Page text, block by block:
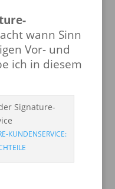
wann Sinn
Vor- und
ich in diesem
KUNDENSERVICE: